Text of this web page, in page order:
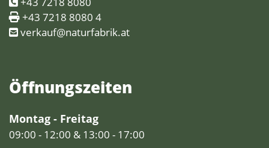
+43 7218 8080 4
verkauf@naturfabrik.at
Öffnungs­zeiten
Montag - Freitag
09:00 - 12:00 & 13:00 - 17:00